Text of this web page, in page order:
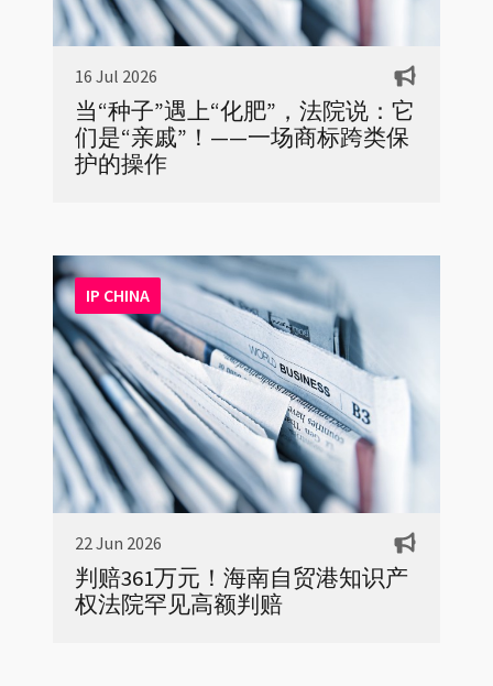
16 Jul 2026
当“种子”遇上“化肥”，法院说：它
们是“亲戚”！——一场商标跨类保
护的操作
IP CHINA
22 Jun 2026
判赔361万元！海南自贸港知识产
权法院罕见高额判赔